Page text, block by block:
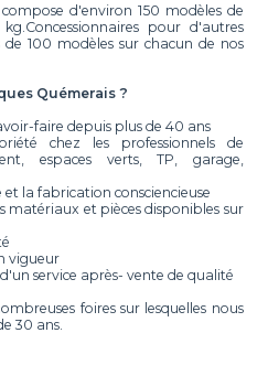
d'environ 150 modèles de
pour d'autres
100 modèles sur chacun de nos
Quémerais ?
faire depuis plus de 40 ans
chez les professionnels de
espaces verts, TP, garage,
la fabrication consciencieuse
matériaux et pièces disponibles sur
vigueur
service après- vente de qualité
foires sur lesquelles nous
30 ans.